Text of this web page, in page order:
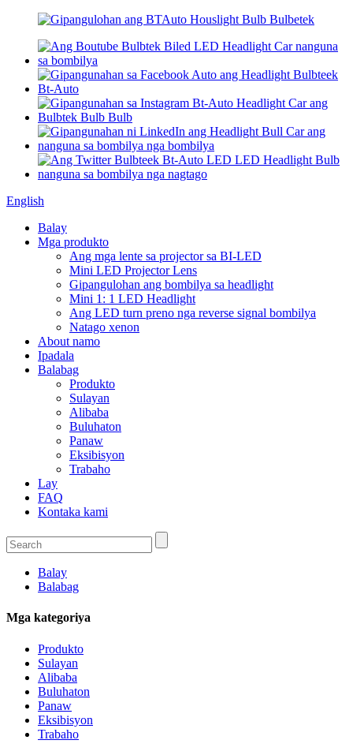
English
Balay
Mga produkto
Ang mga lente sa projector sa BI-LED
Mini LED Projector Lens
Gipangulohan ang bombilya sa headlight
Mini 1: 1 LED Headlight
Ang LED turn preno nga reverse signal bombilya
Natago xenon
About namo
Ipadala
Balabag
Produkto
Sulayan
Alibaba
Buluhaton
Panaw
Eksibisyon
Trabaho
Lay
FAQ
Kontaka kami
Balay
Balabag
Mga kategoriya
Produkto
Sulayan
Alibaba
Buluhaton
Panaw
Eksibisyon
Trabaho